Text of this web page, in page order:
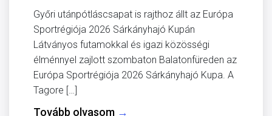
Győri utánpótláscsapat is rajthoz állt az Európa
Sportrégiója 2026 Sárkányhajó Kupán
Látványos futamokkal és igazi közösségi
élménnyel zajlott szombaton Balatonfüreden az
Európa Sportrégiója 2026 Sárkányhajó Kupa. A
Tagore […]
Tovább olvasom →